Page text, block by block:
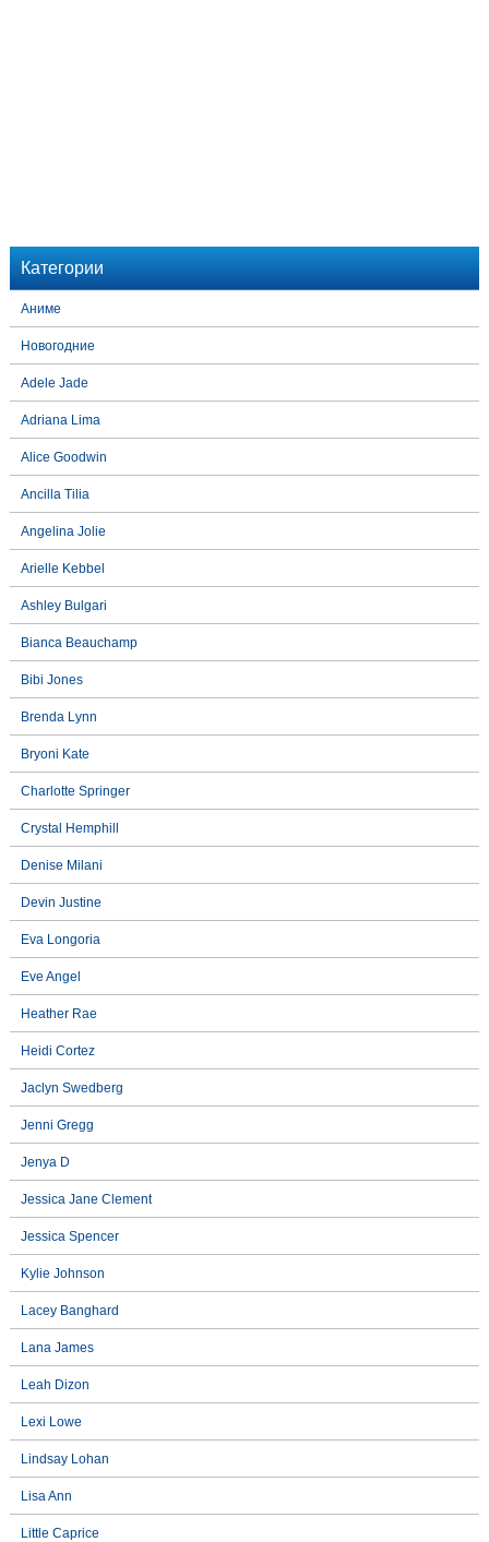
Категории
Аниме
Новогодние
Adele Jade
Adriana Lima
Alice Goodwin
Ancilla Tilia
Angelina Jolie
Arielle Kebbel
Ashley Bulgari
Bianca Beauchamp
Bibi Jones
Brenda Lynn
Bryoni Kate
Charlotte Springer
Crystal Hemphill
Denise Milani
Devin Justine
Eva Longoria
Eve Angel
Heather Rae
Heidi Cortez
Jaclyn Swedberg
Jenni Gregg
Jenya D
Jessica Jane Clement
Jessica Spencer
Kylie Johnson
Lacey Banghard
Lana James
Leah Dizon
Lexi Lowe
Lindsay Lohan
Lisa Ann
Little Caprice